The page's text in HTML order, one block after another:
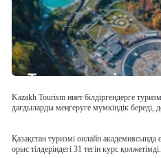
Kazakh Tourism ниет білдіргендерге
дағдыларды меңгеруге мүмкіндік береді,
Қазақстан туризмі онлайн академиясында
орыс тілдеріндегі 31 тегін курс қолжетімді.